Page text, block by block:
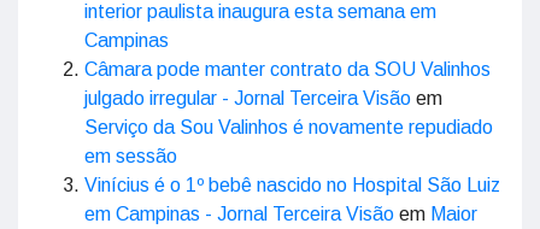
interior paulista inaugura esta semana em
Campinas
Câmara pode manter contrato da SOU Valinhos
julgado irregular - Jornal Terceira Visão em
Serviço da Sou Valinhos é novamente repudiado
em sessão
Vinícius é o 1º bebê nascido no Hospital São Luiz
em Campinas - Jornal Terceira Visão em Maior